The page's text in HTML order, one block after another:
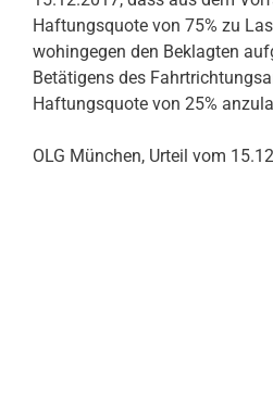
Haftungsquote von 75% zu
wohingegen den Beklagten
Betätigens des
Haftungsquote von 25%
OLG München, Urteil vom